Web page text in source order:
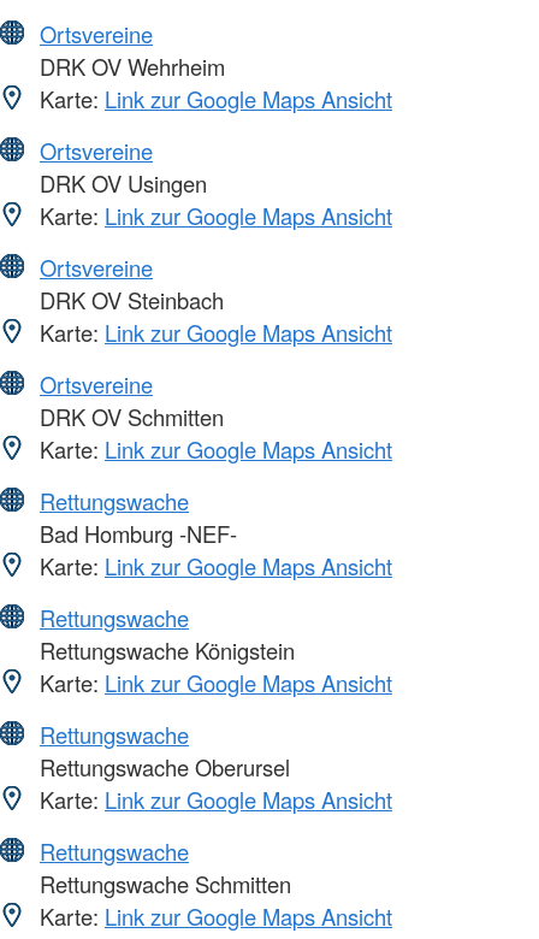
Ortsvereine
DRK OV Wehrheim
Karte: Link zur Google Maps Ansicht
Ortsvereine
DRK OV Usingen
Karte: Link zur Google Maps Ansicht
Ortsvereine
DRK OV Steinbach
Karte: Link zur Google Maps Ansicht
Ortsvereine
DRK OV Schmitten
Karte: Link zur Google Maps Ansicht
Rettungswache
Bad Homburg -NEF-
Karte: Link zur Google Maps Ansicht
Rettungswache
Rettungswache Königstein
Karte: Link zur Google Maps Ansicht
Rettungswache
Rettungswache Oberursel
Karte: Link zur Google Maps Ansicht
Rettungswache
Rettungswache Schmitten
Karte: Link zur Google Maps Ansicht